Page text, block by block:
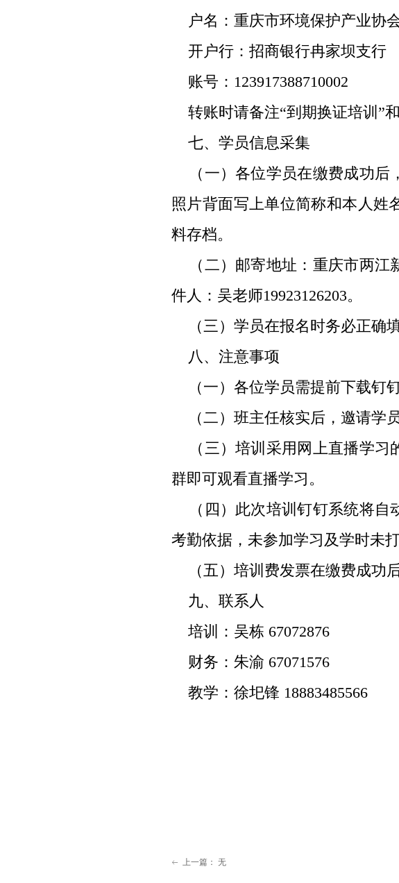
户名：重庆市环境保护产业协
开户行：招商银行冉家坝支行
账号： 123917388710002
转账时请备注“到期换证培训”
七、学员信息采集
（一）各位学员在缴费成功后
照片背面写上单位简称和本人姓
料存档。
（二）邮寄地址：重庆市两江
件人：吴老师19923126203。
（三）学员在报名时务必正确
八、注意事项
（一）各位学员需提前下载钉
（二）班主任核实后，邀请学
（三）培训采用网上直播学习
群即可观看直播学习。
（四）此次培训钉钉系统将自
考勤依据，未参加学习及学时未
（五）培训费发票在缴费成功
九、联系人
培训：吴栋 67072876
财务：朱渝 67071576
教学：徐圯锋 18883485566
ꂃ 上一篇： 无